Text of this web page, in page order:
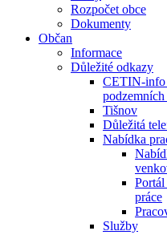
Rozpočet obce
Dokumenty
Občan
Informace
Důležité odkazy
CETIN-info
Tišnov
Důležitá
Nabídka
práce
Služby